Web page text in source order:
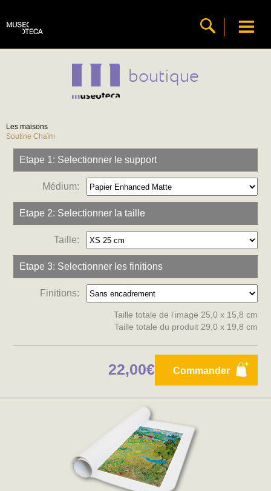
boutique
Les maisons
Soutine Chaïm
Etape 1: Selectionner le support
Médium:
Etape 2: Selectionner la taille
Taille:
Etape 3: Selectionner les finitions
Finitions:
Taille totale de l'image 25,0 x 15,8 cm
Taille totale du produit 29,0 x 19,8 cm
Commander
22,00€